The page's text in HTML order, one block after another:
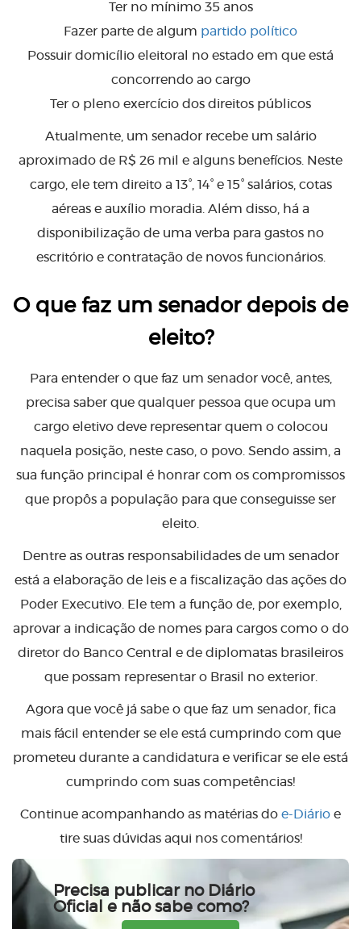
Ter no mínimo 35 anos
Fazer parte de algum partido político
Possuir domicílio eleitoral no estado em que está
concorrendo ao cargo
Ter o pleno exercício dos direitos públicos
Atualmente, um senador recebe um salário
aproximado de R$ 26 mil e alguns benefícios. Neste
cargo, ele tem direito a 13°, 14° e 15° salários, cotas
aéreas e auxílio moradia. Além disso, há a
disponibilização de uma verba para gastos no
escritório e contratação de novos funcionários.
O que faz um senador depois de
eleito?
Para entender o que faz um senador você, antes,
precisa saber que qualquer pessoa que ocupa um
cargo eletivo deve representar quem o colocou
naquela posição, neste caso, o povo. Sendo assim, a
sua função principal é honrar com os compromissos
que propôs a população para que conseguisse ser
eleito.
Dentre as outras responsabilidades de um senador
está a elaboração de leis e a fiscalização das ações do
Poder Executivo. Ele tem a função de, por exemplo,
aprovar a indicação de nomes para cargos como o do
diretor do Banco Central e de diplomatas brasileiros
que possam representar o Brasil no exterior.
Agora que você já sabe o que faz um senador, fica
mais fácil entender se ele está cumprindo com que
prometeu durante a candidatura e verificar se ele está
cumprindo com suas competências!
Continue acompanhando as matérias do e-Diário e
tire suas dúvidas aqui nos comentários!
Precisa publicar no Diário
Oficial e não sabe como?